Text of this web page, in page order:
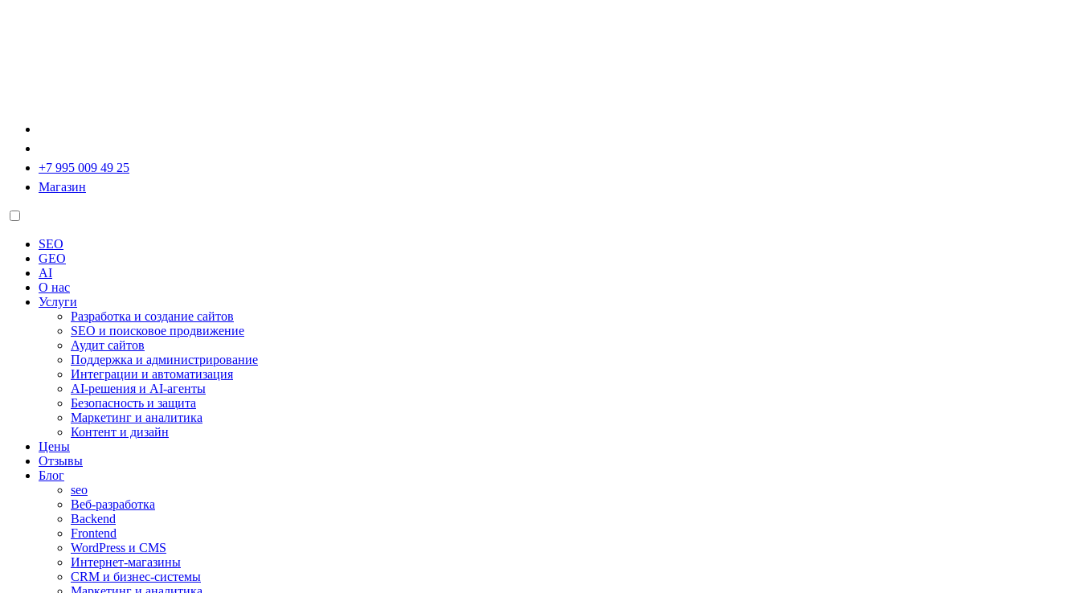
+7 995 009 49 25
Магазин
SEO
GEO
AI
О нас
Услуги
Разработка и создание сайтов
SEO и поисковое продвижение
Аудит сайтов
Поддержка и администрирование
Интеграции и автоматизация
AI-решения и AI-агенты
Безопасность и защита
Маркетинг и аналитика
Контент и дизайн
Цены
Отзывы
Блог
seo
Веб-разработка
Backend
Frontend
WordPress и CMS
Интернет-магазины
CRM и бизнес-системы